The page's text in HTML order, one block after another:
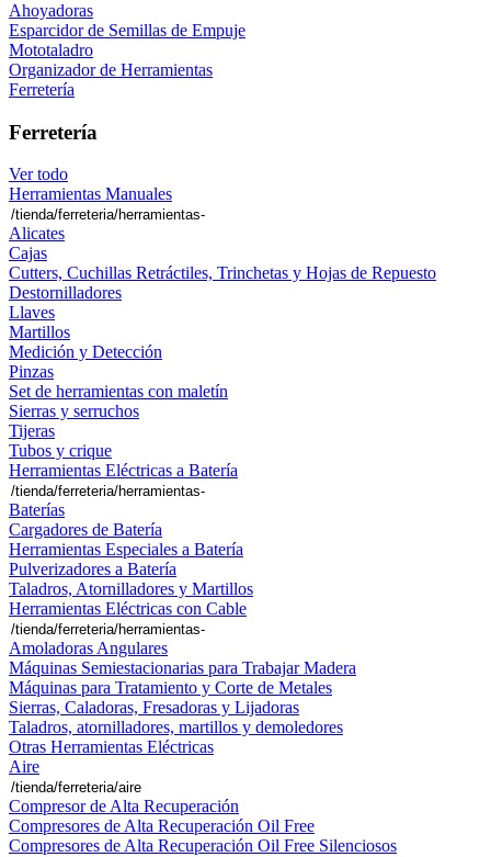
Ahoyadoras
Esparcidor de Semillas de Empuje
Mototaladro
Organizador de Herramientas
Ferretería
Ferretería
Ver todo
Herramientas Manuales
Alicates
Cajas
Cutters, Cuchillas Retráctiles, Trinchetas y Hojas de Repuesto
Destornilladores
Llaves
Martillos
Medición y Detección
Pinzas
Set de herramientas con maletín
Sierras y serruchos
Tijeras
Tubos y crique
Herramientas Eléctricas a Batería
Baterías
Cargadores de Batería
Herramientas Especiales a Batería
Pulverizadores a Batería
Taladros, Atornilladores y Martillos
Herramientas Eléctricas con Cable
Amoladoras Angulares
Máquinas Semiestacionarias para Trabajar Madera
Máquinas para Tratamiento y Corte de Metales
Sierras, Caladoras, Fresadoras y Lijadoras
Taladros, atornilladores, martillos y demoledores
Otras Herramientas Eléctricas
Aire
Compresor de Alta Recuperación
Compresores de Alta Recuperación Oil Free
Compresores de Alta Recuperación Oil Free Silenciosos